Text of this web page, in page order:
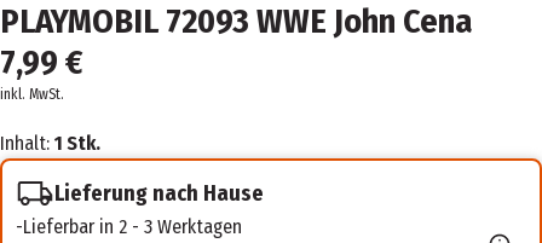
PLAYMOBIL 72093 WWE John Cena
7,99 €
inkl. MwSt.
Inhalt: 1 Stk.
Lieferung nach Hause
Lieferbar in 2 - 3 Werktagen